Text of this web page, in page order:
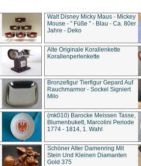
Walt Disney Micky Maus - Mickey
Mouse - " Füße " - Blau - Ca. 80er
Jahre - Deko
Alte Originale Korallenkette
Korallenperlenkette
Bronzefigur Tierfigur Gepard Auf
Rauchmarmor - Sockel Signiert
Milo
(mk010) Barocke Meissen Tasse,
Blumenbukett, Marcolini Periode
1774 - 1814, 1. Wahl
Schöner Alter Damenring Mit
Stein Und Kleinen Diamanten
Gold 375